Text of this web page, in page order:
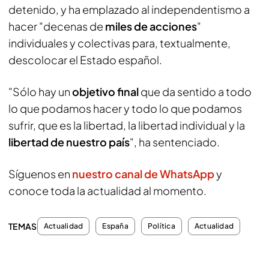
detenido, y ha emplazado al independentismo a
hacer "decenas de miles de acciones"
individuales y colectivas para, textualmente,
descolocar el Estado español.
"Sólo hay unobjetivo finalque da sentido a todo
lo que podamos hacer y todo lo que podamos
sufrir, que es la libertad, la libertad individual y la
libertad de nuestro país", ha sentenciado.
Síguenos en nuestro canal de WhatsAppy
conoce toda la actualidad al momento.
TEMAS Actualidad España Política Actualidad